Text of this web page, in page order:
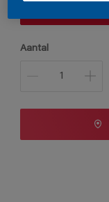
Aantal